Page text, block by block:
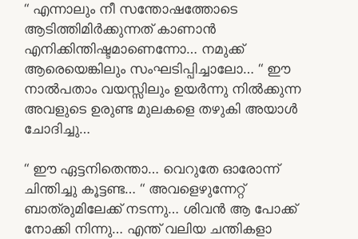
“ എന്നാലും നീ സന്തോഷത്തോടെ
ആടിത്തിമിർക്കുന്നത് കാണാൻ
എനിക്കിന്തിഷ്ടമാണെന്നോ… നമുക്ക്
ആരെയെങ്കിലും സംഘടിപ്പിച്ചാലോ… “ ഈ
നാൽപതാം വയസ്സിലും ഉയർന്നു നിൽക്കുന്ന
അവളുടെ ഉരുണ്ട മുലകളെ തഴുകി അയാൾ
ചോദിച്ചു…
“ ഈ ഏട്ടനിതെന്താ… വെറുതേ ഓരോന്ന്
ചിന്തിച്ചു കൂട്ടണ്ട… “ അവളെഴുന്നേറ്റ്
ബാത്രുമിലേക്ക് നടന്നു… ശിവൻ ആ പോക്ക്
നോക്കി നിന്നു… എന്ത് വലിയ ചന്തികളാ